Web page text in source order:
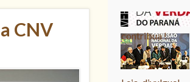
CNV
contribua !
Leia, divulgue!